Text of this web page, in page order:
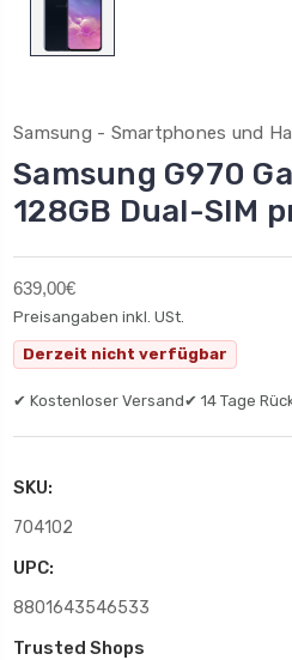
Samsung - Smartphones und
Samsung G970
128GB Dual-SIM
639,00€
Preisangaben inkl. USt.
Derzeit nicht verfügbar
✔ Kostenloser Versand✔ 14 Tage
SKU:
704102
UPC:
8801643546533
Trusted Shops